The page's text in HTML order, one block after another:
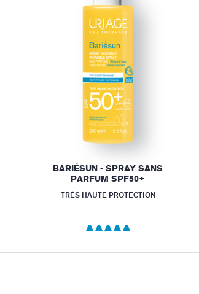
BARIÉSUN - SPRAY SANS
PARFUM SPF50+
TRÈS HAUTE PROTECTION